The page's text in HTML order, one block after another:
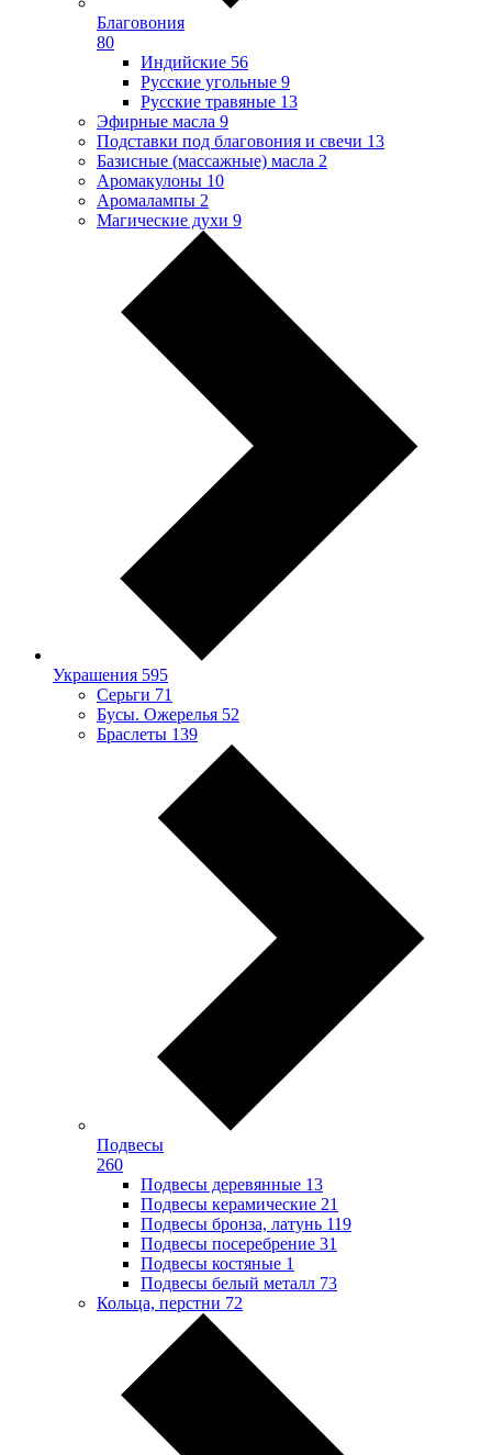
Благовония
80
Индийские 56
Русские угольные 9
Русские травяные 13
Эфирные масла 9
Подставки под благовония и свечи 13
Базисные (массажные) масла 2
Аромакулоны 10
Аромалампы 2
Магические духи 9
Украшения 595
Серьги 71
Бусы. Ожерелья 52
Браслеты 139
Подвесы
260
Подвесы деревянные 13
Подвесы керамические 21
Подвесы бронза, латунь 119
Подвесы посеребрение 31
Подвесы костяные 1
Подвесы белый металл 73
Кольца, перстни 72